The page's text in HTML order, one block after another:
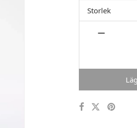
Storlek